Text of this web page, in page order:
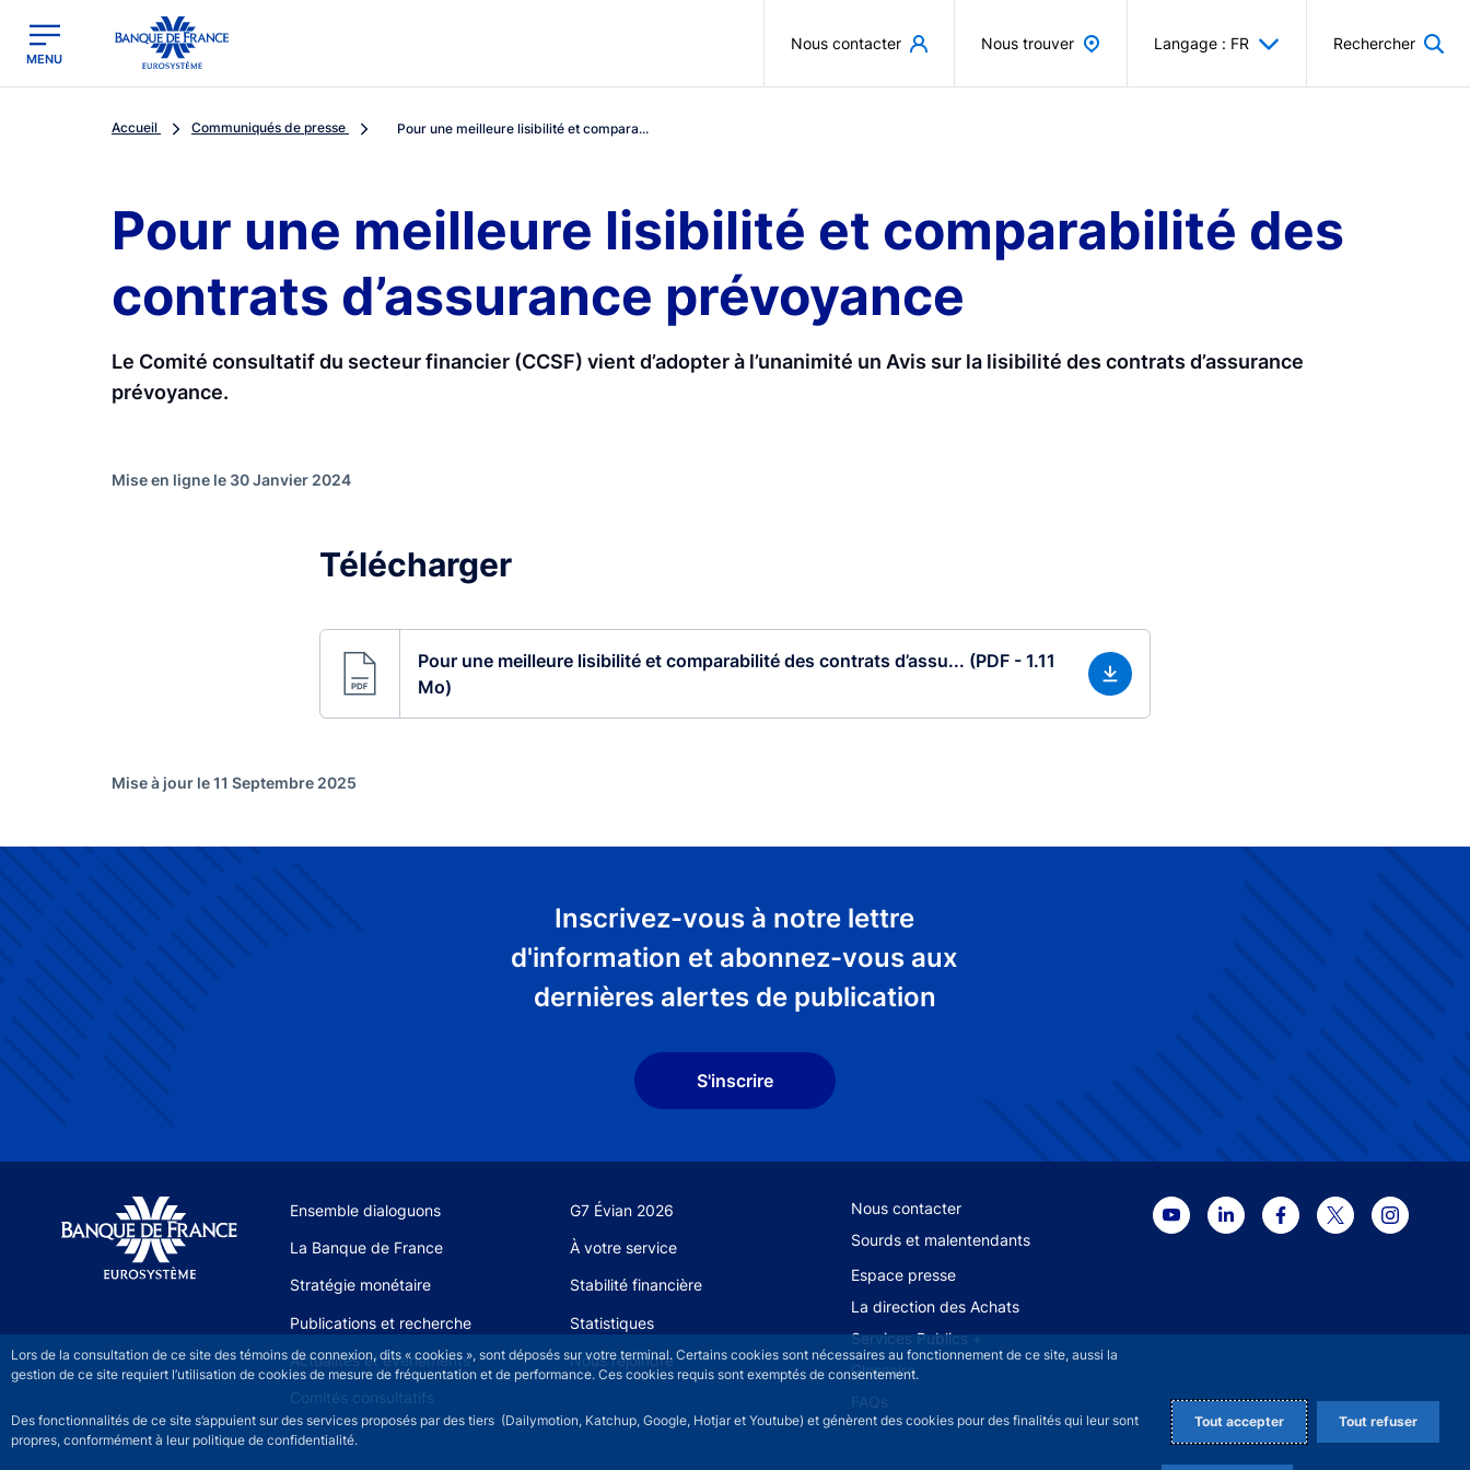
Lors de la consultation de ce site des témoins de connexion, dits « cookies », sont déposés sur votre terminal. Certains cookies sont nécessaires au fonctionnement de ce site, aussi la
gestion de ce site requiert l’utilisation de cookies de mesure de fréquentation et de performance. Ces cookies requis sont exemptés de consentement.
Des fonctionnalités de ce site s’appuient sur des services proposés par des tiers (Dailymotion, Katchup, Google, Hotjar et Youtube) et génèrent des cookies pour des finalités qui leur sont
propres, conformément à leur politique de confidentialité.
Tout accepter Tout refuser
Banque de France - Menu Principal
MENU
Nous contacter Nous trouver Langage : FR Rechercher
Accueil Communiqués de presse Pour une meilleure lisibilité et compara...
Pour une meilleure lisibilité et comparabilité des
contrats d’assurance prévoyance
Le Comité consultatif du secteur financier (CCSF) vient d’adopter à l’unanimité un Avis sur la lisibilité des contrats d’assurance
prévoyance.
Mise en ligne le 30 Janvier 2024
Télécharger
Pour une meilleure lisibilité et comparabilité des contrats d’assu... (PDF - 1.11
Mo)
Mise à jour le 11 Septembre 2025
Inscrivez-vous à notre lettre
d'information et abonnez-vous aux
dernières alertes de publication
S'inscrire
Site navigation
Ensemble dialoguons G7 Évian 2026
La Banque de France À votre service
Stratégie monétaire Stabilité financière
Publications et recherche Statistiques
Actualités et événements Nous rejoindre
Comités consultatifs
Footer secondary menu
Nous contacter
Sourds et malentendants
Espace presse
La direction des Achats
Services Publics +
Glossaire
FAQs